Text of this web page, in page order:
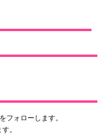
フォローします。
。